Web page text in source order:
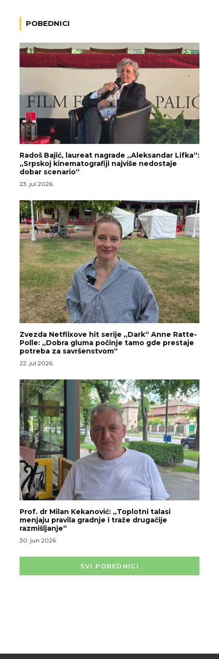
POBEDNICI
Radoš Bajić, laureat nagrade „Aleksandar Lifka“:
„Srpskoj kinematografiji najviše nedostaje
dobar scenario“
23. jul 2026.
Zvezda Netflixove hit serije „Dark“ Anne Ratte-
Polle: „Dobra gluma počinje tamo gde prestaje
potreba za savršenstvom“
22. jul 2026.
Prof. dr Milan Kekanović: „Toplotni talasi
menjaju pravila gradnje i traže drugačije
razmišljanje“
30. jun 2026.
SVI POBEDNICI